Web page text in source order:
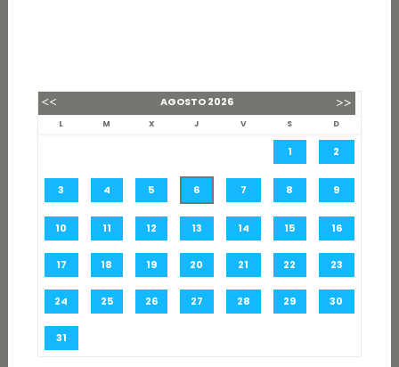
AGOSTO2026
L M X J V S D
1 2
3 4 5 6 7 8 9
10 11 12 13 14 15 16
17 18 19 20 21 22 23
24 25 26 27 28 29 30
31